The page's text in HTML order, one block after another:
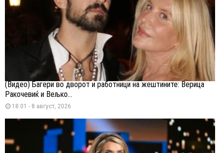
(Видео) Багери во дворот и работници на жештините: Верица
Ракочевиќ и Вељко...
18:01 - 8 август, 2026